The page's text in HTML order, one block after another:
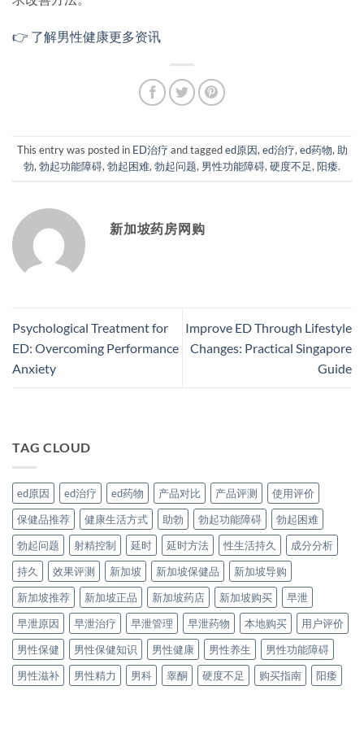
👉 了解男性健康更多资讯
This entry was posted in ED治疗 and taggeded原因,ed治疗,ed药物,助
勃,勃起功能障碍,勃起困难,勃起问题, 男性功能障碍,硬度不足,阳痿.
新加坡药房网购
Psychological Treatment for
ED: Overcoming Performance
Anxiety
Improve ED Through Lifestyle
Changes: Practical Singapore
Guide
TAG CLOUD
ed原因 ed治疗 ed药物 产品对比 产品评测
使用评价
保健品推荐
健康生活方式 助勃 勃起功能障碍
勃起困难
勃起问题
射精控制 延时 延时方法 性生活持久
成分分析
持久
效果评测 新加坡 新加坡保健品
新加坡导购
新加坡推荐
新加坡正品 新加坡药店 新加坡购买
早泄
早泄原因
早泄治疗 早泄管理 早泄药物 本地购买
用户评价
男性保健
男性保健知识 男性健康 男性养生
男性功能障碍
男性滋补
男性精力 男科 睾酮 硬度不足 购买指南 阳痿